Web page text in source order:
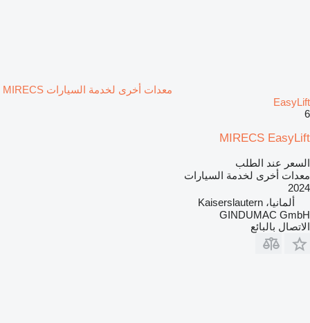
معدات أخرى لخدمة السيارات MIRECS
EasyLift
6
MIRECS EasyLift
السعر عند الطلب
معدات أخرى لخدمة السيارات
2024
ألمانيا، Kaiserslautern
GINDUMAC GmbH
الاتصال بالبائع